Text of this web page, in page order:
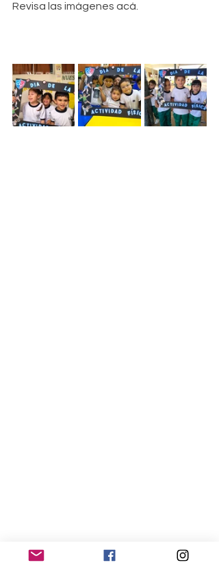
Revisa las imágenes acá.